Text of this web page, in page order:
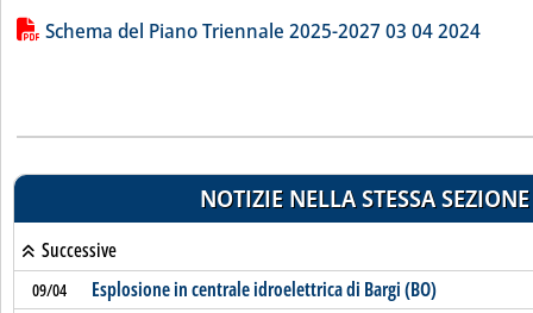
Lista allegati PDF alla notizia
Schema del Piano Triennale 2025-2027 03 04 2024
NOTIZIE NELLA STESSA SEZIONE
Successive
09/04 Esplosione in centrale idroelettrica di Bargi (BO)